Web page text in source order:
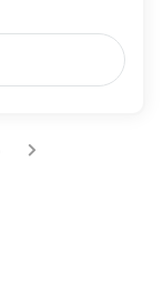
la page
sur la page
êtes sur la page